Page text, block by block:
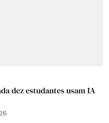
dez estudantes usam IA